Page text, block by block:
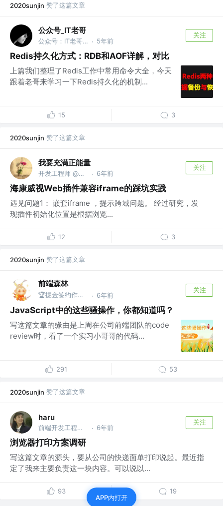
2020sunjin 赞了这篇文章
公众号_IT老哥
公众号：IT老哥，获取300G Java资料 · 5年前
关注
Redis持久化方式：RDB和AOF详解，对比
上篇我们整理了Redis工作中常用命令大全，今天
跟着老哥来学习一下Redis持久化的机制...
15 3
2020sunjin 赞了这篇文章
我要充满正能量
开发工程师 @珠海金邦达制卡 · 6年前
关注
海康威视Web插件兼容iframe的踩坑实践
遇见问题1： 嵌套iframe ，提示跨域问题。 经过研究，发
现插件初始化位置是根据浏览...
12 3
2020sunjin 赞了这篇文章
前端森林
🏆掘金签约作者 | Coding、篮球、旅行 @Cosen · 6年前
关注
JavaScript中的这些骚操作，你都知道吗？
写这篇文章的缘由是上周在公司前端团队的code
review时，看了一个实习小哥哥的代码...
291 53
2020sunjin 赞了这篇文章
haru
前端开发工程师 @顺丰 · 6年前
关注
浏览器打印方案调研
写这篇文章的源头，要从公司的快递面单打印说起。最近指
定了我来主要负责这一块内容。可以说以...
93 19
APP内打开